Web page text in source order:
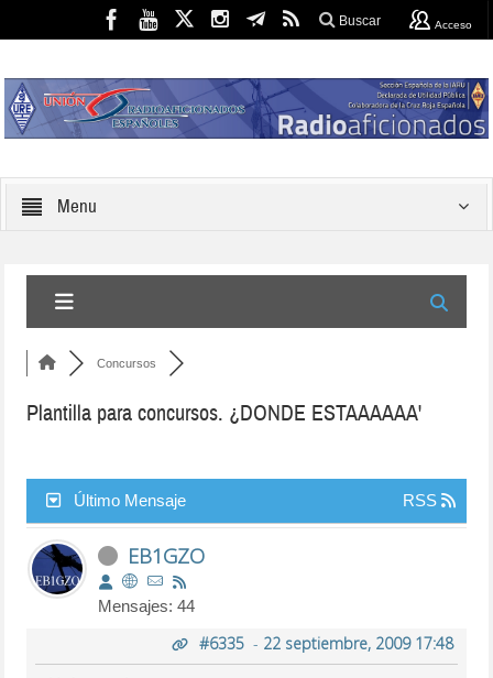
Buscar Acceso
Menu
Concursos
Plantilla para concursos. ¿DONDE ESTAAAAAA'
Último Mensaje RSS
EB1GZO
Mensajes: 44
#6335- 22 septiembre, 2009 17:48